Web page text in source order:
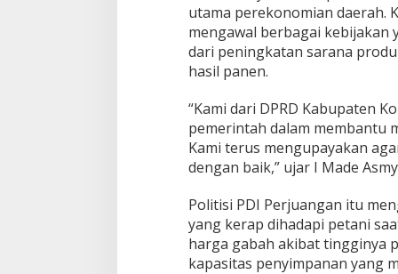
utama perekonomian daerah.
mengawal berbagai kebijakan
dari peningkatan sarana
hasil panen.
“Kami dari DPRD Kabupaten
pemerintah dalam membantu
Kami terus mengupayakan
dengan baik,” ujar I Made
Politisi PDI Perjuangan itu
yang kerap dihadapi petani
harga gabah akibat tingginya
kapasitas penyimpanan yang